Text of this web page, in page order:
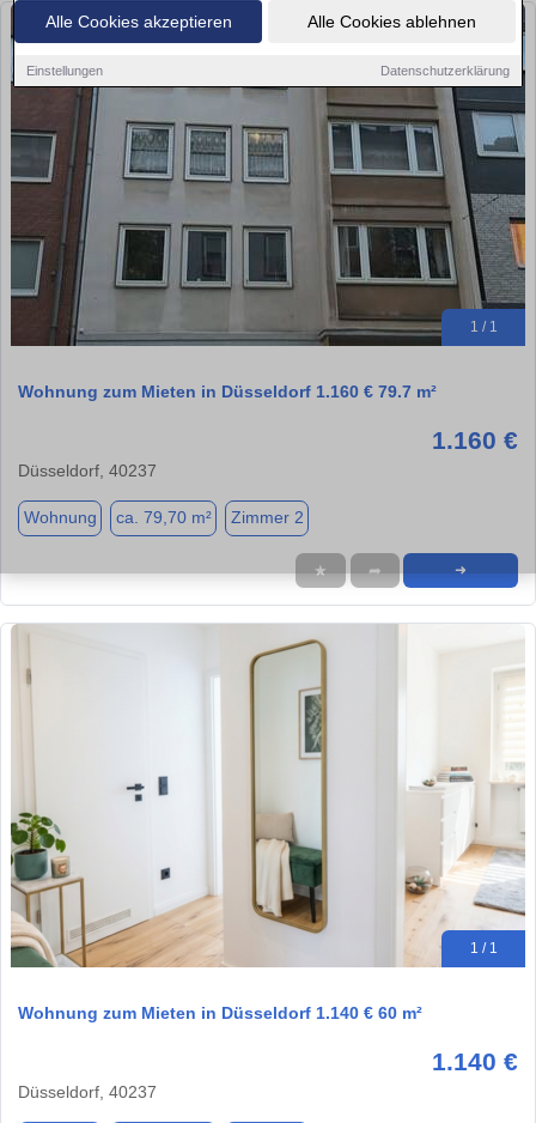
Alle Cookies akzeptieren Alle Cookies ablehnen
Einstellungen Datenschutzerklärung
1 / 1
Wohnung zum Mieten in Düsseldorf 1.160 € 79.7 m²
1.160 €
Düsseldorf, 40237
Wohnung ca. 79,70 m² Zimmer 2
★ ➦ ➜
1 / 1
Wohnung zum Mieten in Düsseldorf 1.140 € 60 m²
1.140 €
Düsseldorf, 40237